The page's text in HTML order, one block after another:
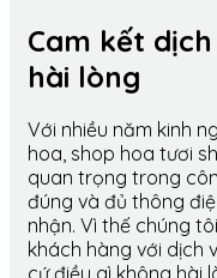
Cam kết
hài lòng
Với nhiều năm kinh
hoa, shop hoa tươi
quan trọng trong
đúng và đủ thông
nhận. Vì thế chúng
khách hàng với dịch